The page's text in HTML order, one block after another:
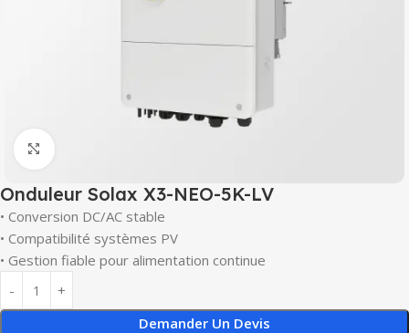
Onduleur Solax X3-NEO-5K-LV
• Conversion DC/AC stable
• Compatibilité systèmes PV
• Gestion fiable pour alimentation continue
Demander Un Devis